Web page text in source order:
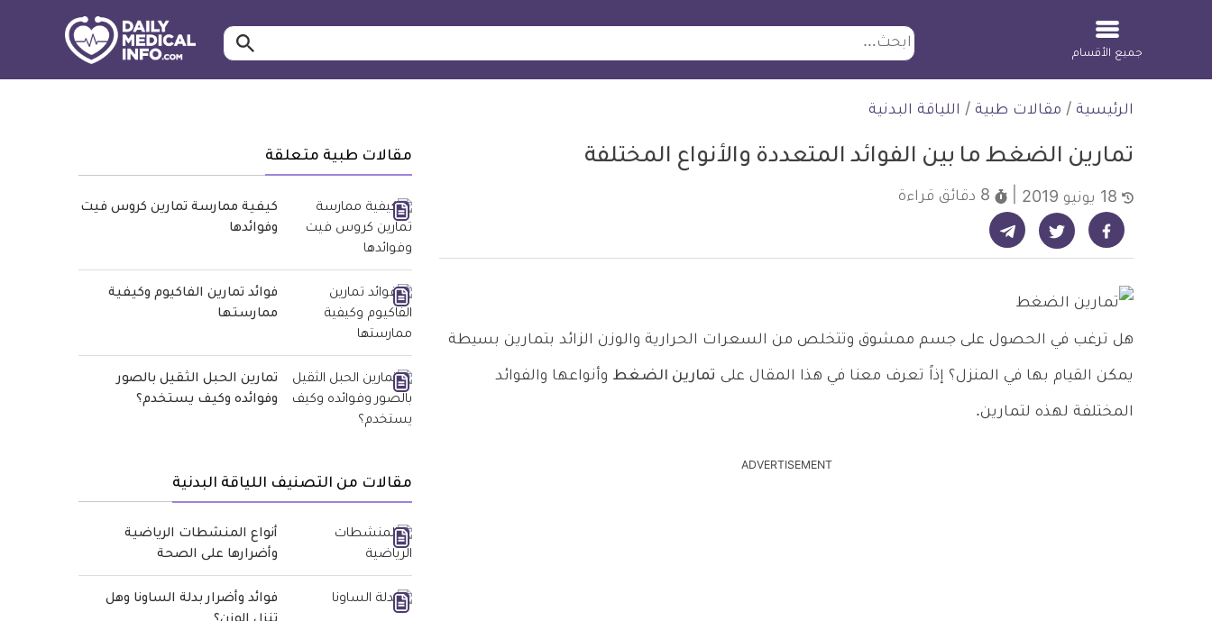
ابحث ابحث…
جميع الأقسام
الرئيسية / مقالات طبية / اللياقة البدنية
تمارين الضغط ما بين الفوائد المتعددة والأنواع المختلفة
8 دقائق قراءة
شارك على فيسبوك - ديلي ميديكال انفو شارك على تويتر - ديلي ميديكال انفو شارك على تيليجرام - ديلي ميديكال انفو
هل ترغب في الحصول على جسم ممشوق وتتخلص من السعرات الحرارية والوزن الزائد بتمارين بسيطة
يمكن القيام بها في المنزل؟ إذاً تعرف معنا في هذا المقال على تمارين الضغط وأنواعها والفوائد
المختلفة لهذه لتمارين.
ADVERTISEMENT
مقالات طبية متعلقة
كيفية ممارسة تمارين كروس فيت
وفوائدها
فوائد تمارين الفاكيوم وكيفية
ممارستها
تمارين الحبل الثقيل بالصور
وفوائده وكيف يستخدم؟
مقالات من التصنيف اللياقة البدنية
أنواع المنشطات الرياضية
وأضرارها على الصحة
فوائد وأضرار بدلة الساونا وهل